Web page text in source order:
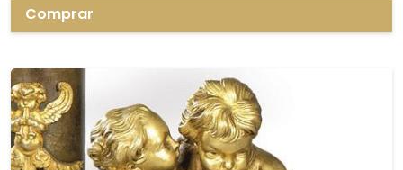
pequeño.
Comprar